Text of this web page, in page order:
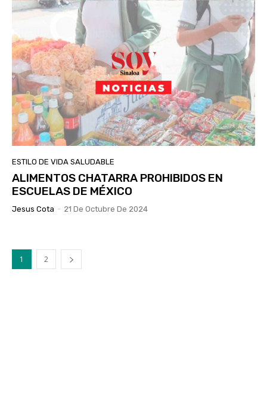
ESTILO DE VIDA SALUDABLE
ALIMENTOS CHATARRA PROHIBIDOS EN
ESCUELAS DE MÉXICO
Jesus Cota - 21 De Octubre De 2024
1 2